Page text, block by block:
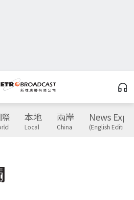
本地
Local
兩岸
China
News
(English Edition)